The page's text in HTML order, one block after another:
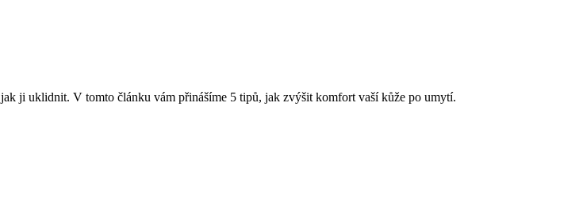
ji uklidnit. V tomto článku vám přinášíme 5 tipů, jak zvýšit komfort vaší kůže po umytí.